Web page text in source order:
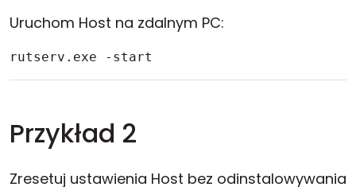
Uruchom Host na zdalnym PC:
rutserv.exe -start
Przykład 2
Zresetuj ustawienia Host bez odinstalowywania